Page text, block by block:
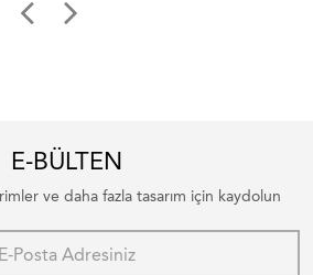
E-BÜLTEN
ve daha fazla tasarım için kaydolun